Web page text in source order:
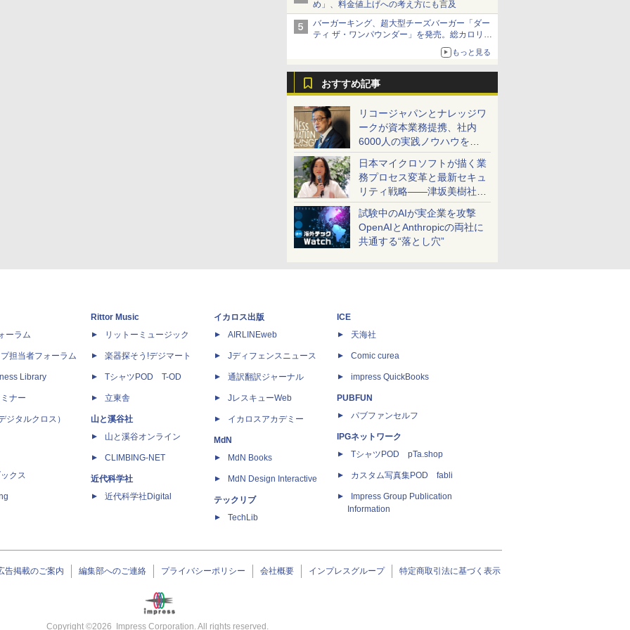
め」、料金値上げへの考え方にも言及
バーガーキング、超大型チーズバーガー「ダー
ティ ザ・ワンパウンダー」を発売。総カロリー
もっと見る
おすすめ記事
リコージャパンとナレッジワ
ークが資本業務提携、社内
6000人の実践ノウハウを生
かした「AI商談記録 for
RICOH」を展開へ
日本マイクロソフトが描く業
務プロセス変革と最新セキュ
リティ戦略――津坂美樹社長
が2027年度戦略を説明
試験中のAIが実企業を攻撃
OpenAIとAnthropicの両社に
共通する“落とし穴”
ーラム
担当者フォーラム
Library
ナー
ジタルクロス）
クス
Rittor Music
リットーミュージック
楽器探そう!デジマート
TシャツPOD T-OD
立東舎
山と溪谷社
山と溪谷オンライン
CLIMBING-NET
近代科学社
近代科学社Digital
イカロス出版
AIRLINEweb
Jディフェンスニュース
通訳翻訳ジャーナル
JレスキューWeb
イカロスアカデミー
MdN
MdN Books
MdN Design Interactive
テックリブ
TechLib
ICE
天海社
Comic curea
impress QuickBooks
PUBFUN
パブファンセルフ
IPGネットワーク
TシャツPOD pTa.shop
カスタム写真集POD fabli
Impress Group Publication
Information
告掲載のご案内 編集部へのご連絡 プライバシーポリシー 会社概要 インプレスグループ 特定商取引法に基づく表示
Copyright ©2026 Impress Corporation. All rights reserved.